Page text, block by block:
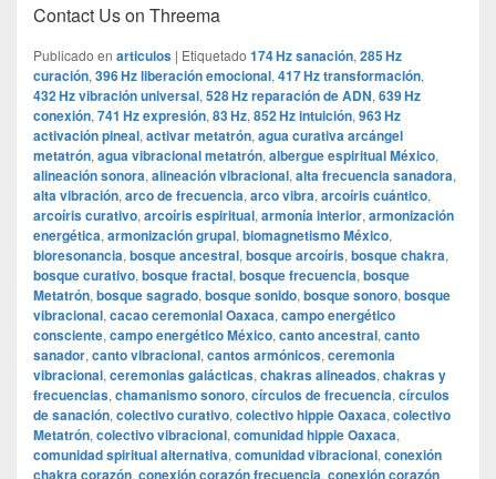
Contact Us on Threema
Publicado en articulos | Etiquetado 174 Hz sanación, 285 Hz
curación, 396 Hz liberación emocional, 417 Hz transformación,
432 Hz vibración universal, 528 Hz reparación de ADN, 639 Hz
conexión, 741 Hz expresión, 83 Hz, 852 Hz intuición, 963 Hz
activación pineal, activar metatrón, agua curativa arcángel
metatrón, agua vibracional metatrón, albergue espiritual México,
alineación sonora, alineación vibracional, alta frecuencia sanadora,
alta vibración, arco de frecuencia, arco vibra, arcoíris cuántico,
arcoíris curativo, arcoíris espiritual, armonía interior, armonización
energética, armonización grupal, biomagnetismo México,
bioresonancia, bosque ancestral, bosque arcoíris, bosque chakra,
bosque curativo, bosque fractal, bosque frecuencia, bosque
Metatrón, bosque sagrado, bosque sonido, bosque sonoro, bosque
vibracional, cacao ceremonial Oaxaca, campo energético
consciente, campo energético México, canto ancestral, canto
sanador, canto vibracional, cantos armónicos, ceremonia
vibracional, ceremonias galácticas, chakras alineados, chakras y
frecuencias, chamanismo sonoro, círculos de frecuencia, círculos
de sanación, colectivo curativo, colectivo hippie Oaxaca, colectivo
Metatrón, colectivo vibracional, comunidad hippie Oaxaca,
comunidad spiritual alternativa, comunidad vibracional, conexión
chakra corazón, conexión corazón frecuencia, conexión corazón